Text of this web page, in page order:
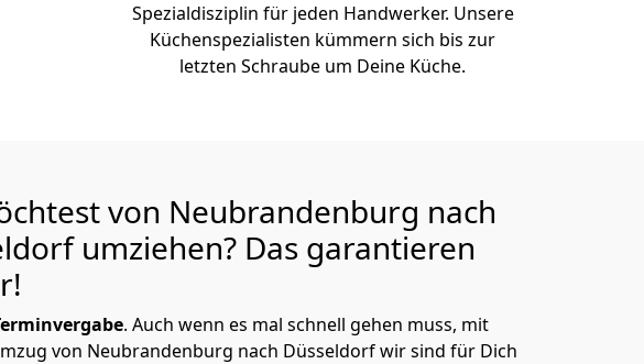
Spezialdisziplin für jeden Handwerker. Unsere
Küchenspezialisten kümmern sich bis zur
letzten Schraube um Deine Küche.
von Neubrandenburg nach
umziehen? Das garantieren
. Auch wenn es mal schnell gehen muss, mit
von Neubrandenburg nach Düsseldorf wir sind für Dich